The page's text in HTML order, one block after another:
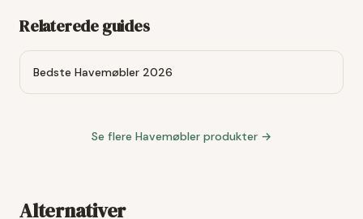
Relaterede guides
Bedste Havemøbler 2026
Se flere Havemøbler produkter →
Alternativer